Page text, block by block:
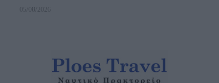
05/08/2026